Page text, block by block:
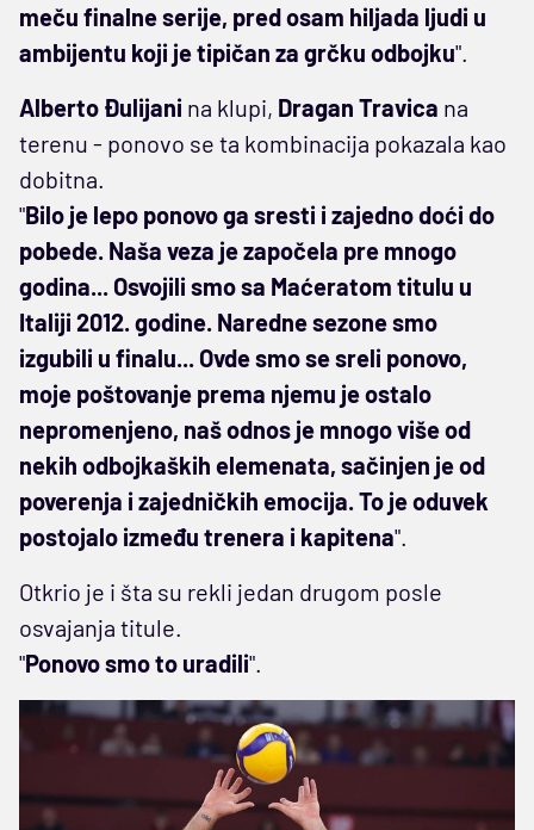
meču finalne serije, pred osam hiljada ljudi u
ambijentu koji je tipičan za grčku odbojku".
Alberto Đulijani na klupi, Dragan Travica na
terenu - ponovo se ta kombinacija pokazala kao
dobitna.
"Bilo je lepo ponovo ga sresti i zajedno doći do
pobede. Naša veza je započela pre mnogo
godina... Osvojili smo sa Maćeratom titulu u
Italiji 2012. godine. Naredne sezone smo
izgubili u finalu... Ovde smo se sreli ponovo,
moje poštovanje prema njemu je ostalo
nepromenjeno, naš odnos je mnogo više od
nekih odbojkaških elemenata, sačinjen je od
poverenja i zajedničkih emocija. To je oduvek
postojalo između trenera i kapitena".
Otkrio je i šta su rekli jedan drugom posle
osvajanja titule.
"Ponovo smo to uradili".